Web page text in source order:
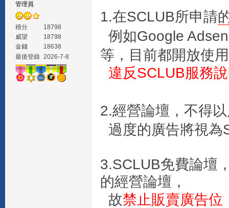
管理員
積分
18798
威望
18798
金錢
18638
最後登錄 2026-7-8
1.在SCLUB所申請
例如Google
等，目前都開放使
違反SCLUB服務
2.經營論壇，不得
過度的廣告將視為
3.SCLUB免費論壇
的經營論壇，
故禁止販賣廣告位